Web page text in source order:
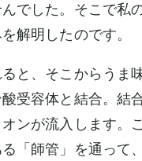
でした。そこで私
解明したのです。
と、そこからうま
受容体と結合。結
ンが流入します。
「師管」を通って